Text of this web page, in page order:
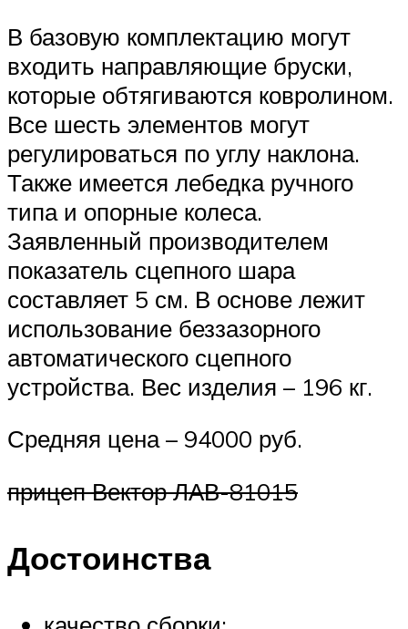
В базовую комплектацию могут
входить направляющие бруски,
которые обтягиваются ковролином.
Все шесть элементов могут
регулироваться по углу наклона.
Также имеется лебедка ручного
типа и опорные колеса.
Заявленный производителем
показатель сцепного шара
составляет 5 см. В основе лежит
использование беззазорного
автоматического сцепного
устройства. Вес изделия – 196 кг.
Средняя цена – 94000 руб.
прицеп Вектор ЛАВ-81015
Достоинства